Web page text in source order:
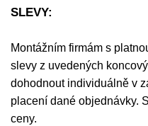
SLEVY:
Montážním firmám s
slevy z uvedených
dohodnout individuálně v
placení dané objednávky.
ceny.